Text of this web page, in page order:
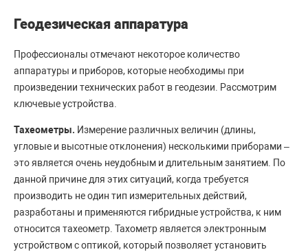
Геодезическая аппаратура
Профессионалы отмечают некоторое количество
аппаратуры и приборов, которые необходимы при
произведении технических работ в геодезии. Рассмотрим
ключевые устройства.
Тахеометры. Измерение различных величин (длины,
угловые и высотные отклонения) несколькими приборами –
это является очень неудобным и длительным занятием. По
данной причине для этих ситуаций, когда требуется
производить не один тип измерительных действий,
разработаны и применяются гибридные устройства, к ним
относится тахеометр. Тахометр является электронным
устройством с оптикой, который позволяет установить